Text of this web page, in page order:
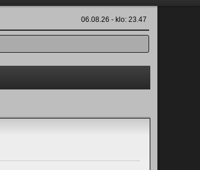
06.08.26 - klo: 23.47